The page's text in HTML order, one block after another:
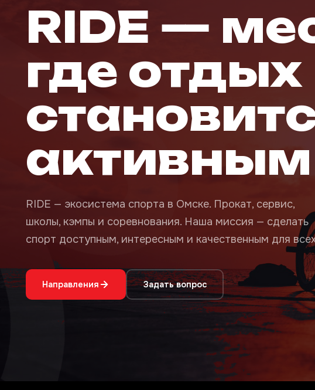
RIDE —
где отдых
активным
RIDE — экосистема спорта в Омске. Прокат, сервис,
школы, кэмпы и соревнования. Наша миссия — сделать
спорт доступным, интересным и качественным для
Направления Задать вопрос